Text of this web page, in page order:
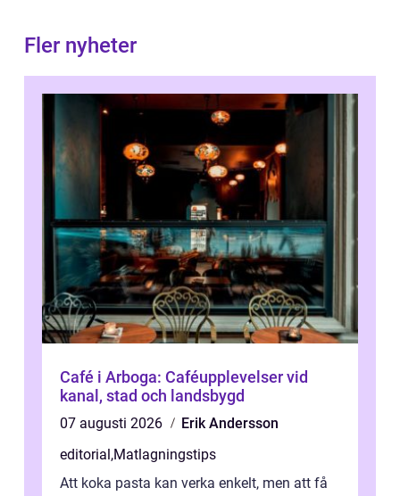
Fler nyheter
Café i Arboga: Caféupplevelser vid
kanal, stad och landsbygd
07 augusti 2026
Erik Andersson
editorial ,Matlagningstips
Att koka pasta kan verka enkelt, men att få